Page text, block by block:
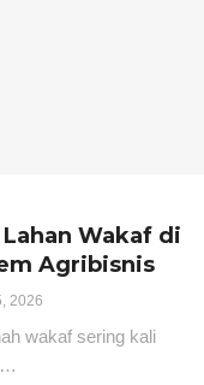
Wakaf di
Agribisnis
2026
wakaf sering kali